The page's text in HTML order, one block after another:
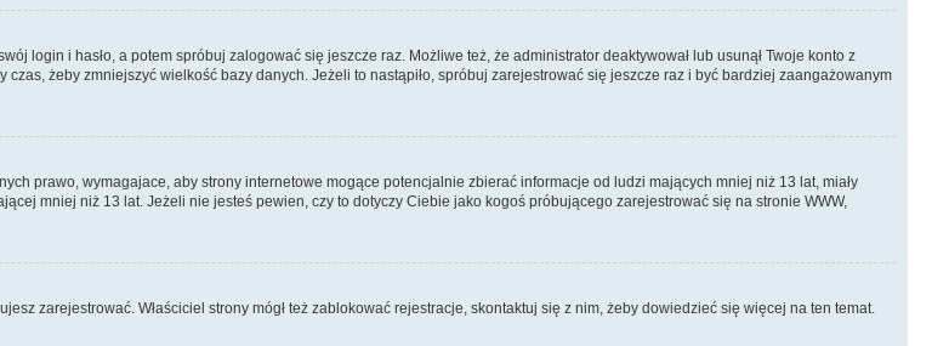
login i hasło, a potem spróbuj zalogować się jeszcze raz. Możliwe też, że administrator deaktywował lub usunął Twoje konto z
żeby zmniejszyć wielkość bazy danych. Jeżeli to nastąpiło, spróbuj zarejestrować się jeszcze raz i być bardziej zaangażowanym
prawo, wymagajace, aby strony internetowe mogące potencjalnie zbierać informacje od ludzi mających mniej niż 13 lat, miały
mniej niż 13 lat. Jeżeli nie jesteś pewien, czy to dotyczy Ciebie jako kogoś próbującego zarejestrować się na stronie WWW,
zarejestrować. Właściciel strony mógł też zablokować rejestracje, skontaktuj się z nim, żeby dowiedzieć się więcej na ten temat.